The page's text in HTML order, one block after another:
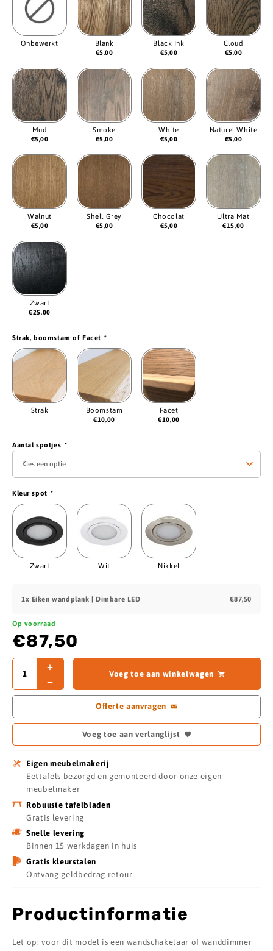
Onbewerkt Blank
€5,00
Black Ink
€5,00
Cloud
€5,00
Mud
€5,00
Smoke
€5,00
White
€5,00
Naturel White
€5,00
Walnut
€5,00
Shell Grey
€5,00
Chocolat
€5,00
Ultra Mat
€15,00
Zwart
€25,00
Strak, boomstam of Facet *
Strak Boomstam
€10,00
Facet
€10,00
Aantal spotjes *
Kleur spot *
Zwart Wit Nikkel
1x Eiken wandplank | Dimbare LED €87,50
Op voorraad
€87,50
Voeg toe aan winkelwagen
Offerte aanvragen
Voeg toe aan verlanglijst
Eigen meubelmakerij
Eettafels bezorgd en gemonteerd door onze eigen
meubelmaker
Robuuste tafelbladen
Gratis levering
Snelle levering
Binnen 15 werkdagen in huis
Gratis kleurstalen
Ontvang geldbedrag retour
Productinformatie
Let op: voor dit model is een wandschakelaar of wanddimmer